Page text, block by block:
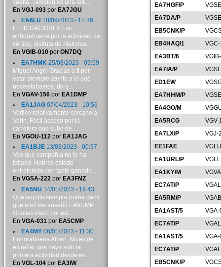
EA7HGF/P
EA7DA/P
EB5CNK/P
EB4HAQ/1
EA3BT/6
EA7IA/P
ED1EW
EA7HHM/P
EA4GO/M
EA5RCG
VGV-
EA7LX/P
VGJ-
EE1FAE
EA1URL/P
EA1KY/M
EC7AT/P
EA5RM/P
EA1AST/5
EC7AT/P
EA1AST/5
VGA-
EC7AT/P
EB5CNK/P
vuelta. También es una acti...
En VGJ-093por EA7JGU
EA6LU 10/09/2023 - 17:36
FELICITACIONES Luc,
enhorabuena por la actividad de
vértice, disfruta de Mallorca...
En VGIB-010por ON7DQ
EA7HMK 25/08/2023 - 09:59
Miguel Angel Gracias a ti por
estar siempre atento a lo que
necesitábamos, da g...
En VGAV-156por EA1DMP
EA1JAG07/04/2023 - 10:56
Vertice relativamente cercano a
Verín. Fácil acceso por la
carretera que sube de...
En VGOU-112por EA1JAG
EA1BJE13/03/2023 - 00:37
Veo que compañía no te ha
faltado. Habrás estado
entretenido con tanto ganado. ...
En VGSA-222por EA3FNZ
EA5NU 14/01/2023 - 19:43
Que orgullo siempre poder decir
que a mí me enseñó EA5CMP.
Gracias Paco por est...
En VGA-031 por EA5CMP
EA4MY06/01/2023 - 11:30
Enhorabuena Albert. No es de
extrañar que haya sido la
primera actividad desde es...
En VGL-104por EA3IW